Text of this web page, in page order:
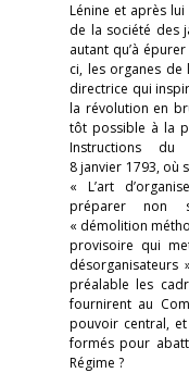
Lénine et après lui
de la société des
autant qu’à
ci, les organes de
directrice qui
la révolution en
tôt possible à la
Instructions
8 janvier 1793, où
« L’art
préparer non
« démolition
provisoire qui
désorganisateurs
préalable les
fournirent au
pouvoir central,
formés pour
Régime ?